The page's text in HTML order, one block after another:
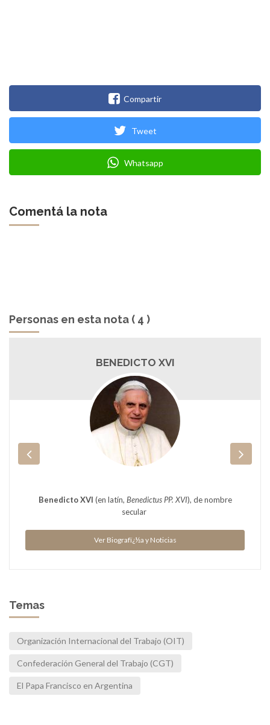
Compartir
Tweet
Whatsapp
Comentá la nota
Personas en esta nota ( 4 )
BENEDICTO XVI
Benedicto XVI (en latín, Benedictus PP. XVI), de nombre
secular
Ver Biografï¿½a y Noticias
Temas
Organización Internacional del Trabajo (OIT)
Confederación General del Trabajo (CGT)
El Papa Francisco en Argentina